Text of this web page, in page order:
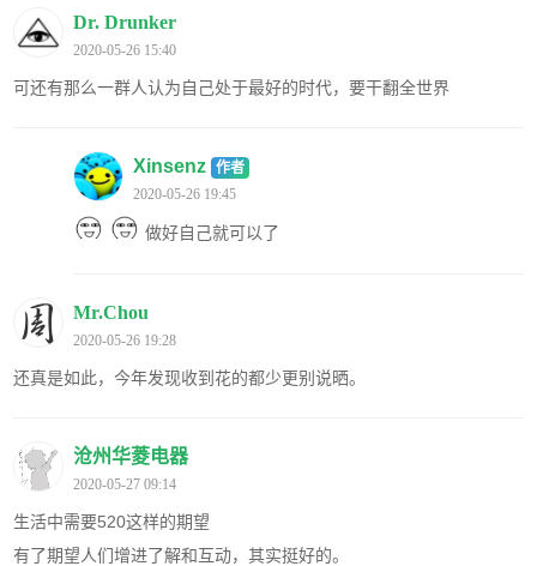
Dr. Drunker
2020-05-26 15:40
可还有那么一群人认为自己处于最好的时代，要干翻全世界
Xinsenz 作者
2020-05-26 19:45
做好自己就可以了
Mr.Chou
2020-05-26 19:28
还真是如此，今年发现收到花的都少更别说晒。
沧州华菱电器
2020-05-27 09:14
生活中需要520这样的期望
有了期望人们增进了解和互动，其实挺好的。